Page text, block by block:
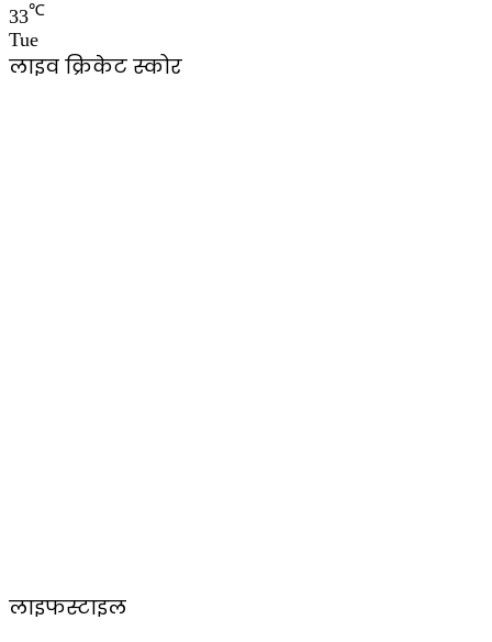
33℃
Tue
लाइव क्रिकेट स्कोर
लाइफस्टाइल